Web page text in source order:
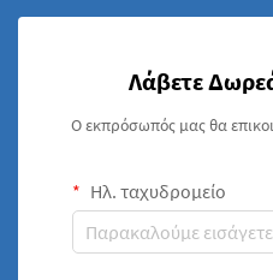
Λάβετε
Ο εκπρόσωπός μας θα
Ηλ. ταχυδρομείο